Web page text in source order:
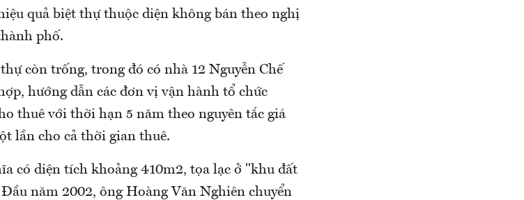
quả biệt thự thuộc diện không bán theo nghị
phố.
còn trống, trong đó có nhà 12 Nguyễn Chế
hướng dẫn các đơn vị vận hành tổ chức
thuê với thời hạn 5 năm theo nguyên tắc giá
lần cho cả thời gian thuê.
có diện tích khoảng 410m2, tọa lạc ở "khu đất
năm 2002, ông Hoàng Văn Nghiên chuyển